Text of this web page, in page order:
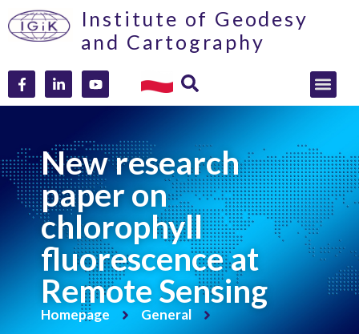
Institute of Geodesy
and Cartography
New research
paper on
chlorophyll
fluorescence at
Remote Sensing
Homepage General